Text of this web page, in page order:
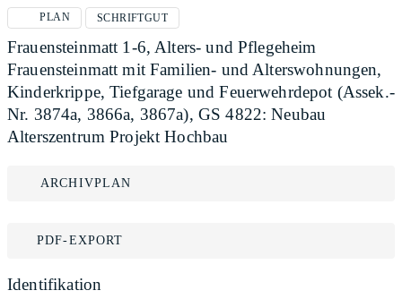
PLAN SCHRIFTGUT
Frauensteinmatt 1-6, Alters- und Pflegeheim
Frauensteinmatt mit Familien- und Alterswohnungen,
Kinderkrippe, Tiefgarage und Feuerwehrdepot (Assek.-
Nr. 3874a, 3866a, 3867a), GS 4822: Neubau
Alterszentrum Projekt Hochbau
ARCHIVPLAN
PDF-EXPORT
Identifikation